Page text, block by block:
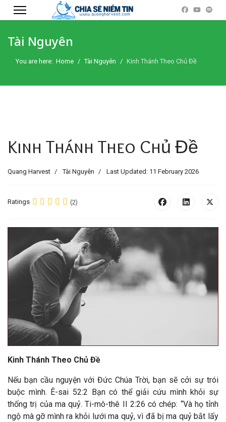
Tài Nguyên
You are here: Home Tài Nguyên Kinh Thánh Theo Chủ Đề
Kinh Thánh Theo Chủ Đề
Quang Harvest Tài Nguyên Last Updated: 11 February 2026
Ratings (2)
Kinh Thánh Theo Chủ Đề
Nếu bạn cầu nguyện với Đức Chúa Trời, bạn sẽ cởi sự trói
buộc mình. Ê-sai 52:2 Bạn có thể giải cứu mình khỏi sự
thống trị của ma quỷ. Ti-mô-thê II 2:26 có chép: “Và họ tỉnh
ngộ mà gỡ mình ra khỏi lưới ma quỷ, vì đã bị ma quỷ bắt lấy